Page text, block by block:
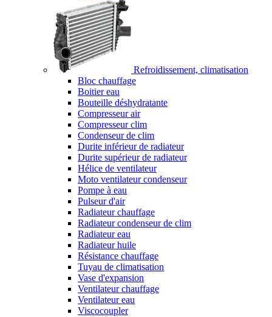
Refroidissement, climatisation
Bloc chauffage
Boitier eau
Bouteille déshydratante
Compresseur air
Compresseur clim
Condenseur de clim
Durite inférieur de radiateur
Durite supérieur de radiateur
Hélice de ventilateur
Moto ventilateur condenseur
Pompe à eau
Pulseur d'air
Radiateur chauffage
Radiateur condenseur de clim
Radiateur eau
Radiateur huile
Résistance chauffage
Tuyau de climatisation
Vase d'expansion
Ventilateur chauffage
Ventilateur eau
Viscocoupler